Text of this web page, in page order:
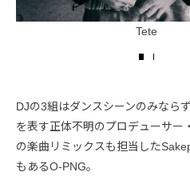
Tete
DJの3組はダンスシーンのみなら
を表す正体不明のプロデューサー
の楽曲リミックスも担当した
もあるO-PNG。